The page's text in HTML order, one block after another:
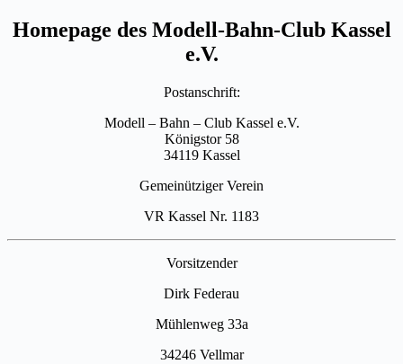
Homepage des Modell-Bahn-Club Kassel
e.V.
Postanschrift:
Modell – Bahn – Club Kassel e.V.
Königstor 58
34119 Kassel
Gemeinütziger Verein
VR Kassel Nr. 1183
Vorsitzender
Dirk Federau
Mühlenweg 33a
34246 Vellmar